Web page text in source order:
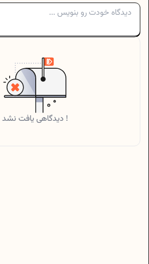
دیدگاهی یافت نشد !